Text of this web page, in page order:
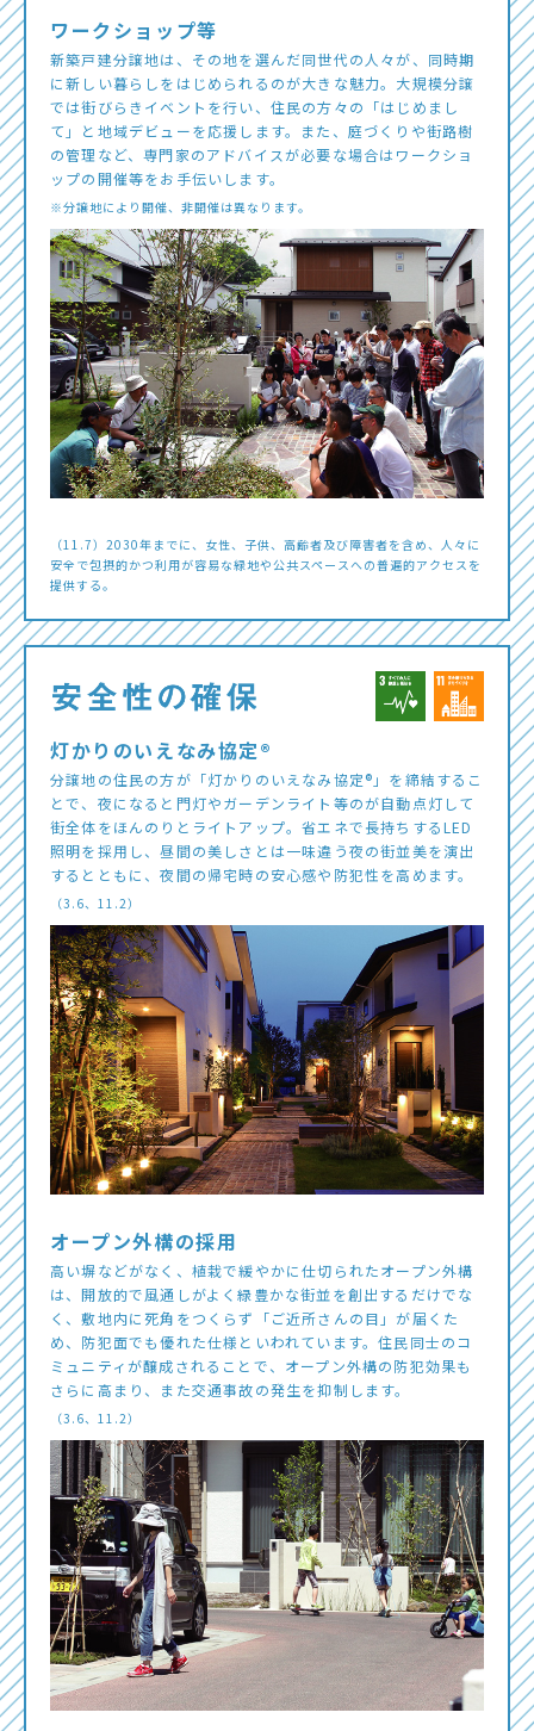
ワークショップ等
新築戸建分譲地は、その地を選んだ同世代の人々が、同時期
に新しい暮らしをはじめられるのが大きな魅力。大規模分譲
では街びらきイベントを行い、住民の方々の「はじめまし
て」と地域デビューを応援します。また、庭づくりや街路樹
の管理など、専門家のアドバイスが必要な場合はワークショ
ップの開催等をお手伝いします。
※分譲地により開催、非開催は異なります。
（11.7）2030年までに、女性、子供、高齢者及び障害者を含め、人々に
安全で包摂的かつ利用が容易な緑地や公共スペースへの普遍的アクセスを
提供する。
灯かりのいえなみ協定®
分譲地の住民の方が「灯かりのいえなみ協定®」を締結するこ
とで、夜になると門灯やガーデンライト等のが自動点灯して
街全体をほんのりとライトアップ。省エネで長持ちするLED
照明を採用し、昼間の美しさとは一味違う夜の街並美を演出
するとともに、夜間の帰宅時の安心感や防犯性を高めます。
（3.6、11.2）
オープン外構の採用
高い塀などがなく、植栽で緩やかに仕切られたオープン外構
は、開放的で風通しがよく緑豊かな街並を創出するだけでな
く、敷地内に死角をつくらず「ご近所さんの目」が届くた
め、防犯面でも優れた仕様といわれています。住民同士のコ
ミュニティが醸成されることで、オープン外構の防犯効果も
さらに高まり、また交通事故の発生を抑制します。
（3.6、11.2）